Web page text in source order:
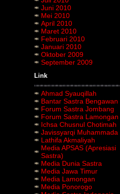
Juni 2010
Mei 2010
April 2010
Maret 2010
Februari 2010
Januari 2010
Oktober 2009
September 2009
Link
Ahmad Syauqillah
Bantar Sastra Bengawan
Forum Sastra Jombang
Forum Sastra Lamongan
Ichsa Chusnul Chotimah
Javissyarqi Muhammada
Lathifa Akmaliyah
Media APSAS (Apresiasi
Sastra)
Media Dunia Sastra
Media Jawa Timur
Media Lamongan
Media Ponorogo